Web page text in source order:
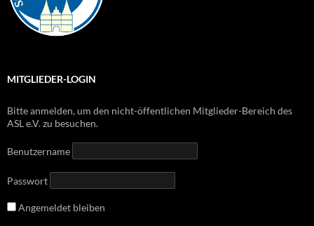
MITGLIEDER-LOGIN
Bitte anmelden, um den nicht-öffentlichen Mitglieder-Bereich des
ASL e.V. zu besuchen.
Benutzername
Passwort
Angemeldet bleiben